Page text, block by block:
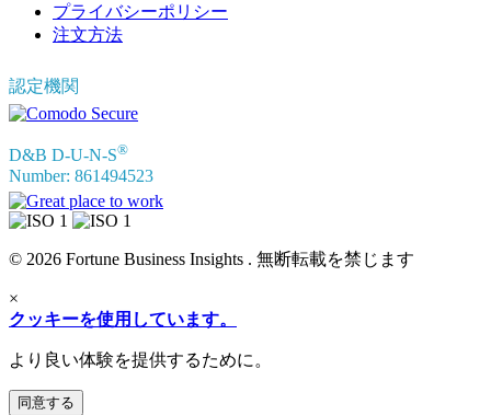
プライバシーポリシー
注文方法
認定機関
D&B D-U-N-S®
Number: 861494523
© 2026 Fortune Business Insights . 無断転載を禁じます
×
クッキーを使用しています。
より良い体験を提供するために。
同意する